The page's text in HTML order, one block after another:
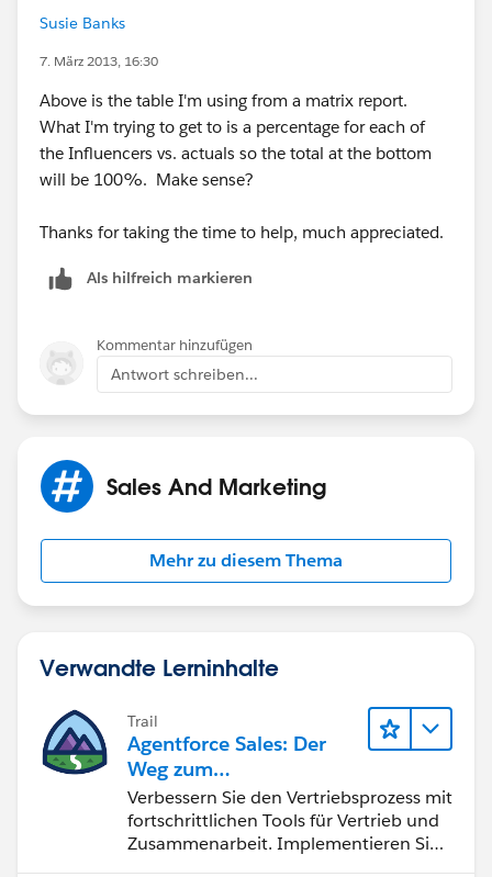
Susie Banks
7. März 2013, 16:30
Above is the table I'm using from a matrix report.
What I'm trying to get to is a percentage for each of
the Influencers vs. actuals so the total at the bottom
will be 100%. Make sense?
Thanks for taking the time to help, much appreciated.
Als hilfreich markieren
Kommentar hinzufügen
Antwort schreiben...
Sales And Marketing
Mehr zu diesem Thema
Verwandte Lerninhalte
Trail
Agentforce Sales: Der
Weg zum
Vertriebsspezialisten
Verbessern Sie den Vertriebsprozess mit
fortschrittlichen Tools für Vertrieb und
Zusammenarbeit. Implementieren Sie